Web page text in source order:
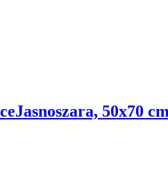
Jasnoszara, 50x70 cm